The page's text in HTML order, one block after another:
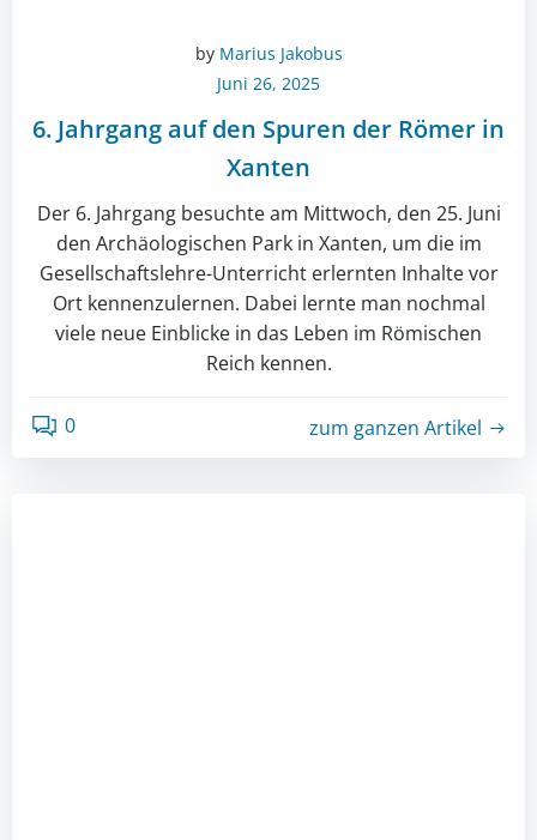
by Marius Jakobus
Juni 26, 2025
6. Jahrgang auf den Spuren der Römer in
Xanten
Der 6. Jahrgang besuchte am Mittwoch, den 25. Juni
den Archäologischen Park in Xanten, um die im
Gesellschaftslehre-Unterricht erlernten Inhalte vor
Ort kennenzulernen. Dabei lernte man nochmal
viele neue Einblicke in das Leben im Römischen
Reich kennen.
0 zum ganzen Artikel